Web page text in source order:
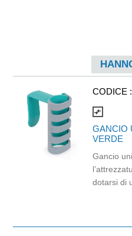
CODICE :
compare_arrows
GANCIO
VERDE
Gancio
dotarsi di